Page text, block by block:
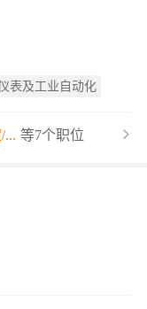
表及工业自动化
... 等7个职位